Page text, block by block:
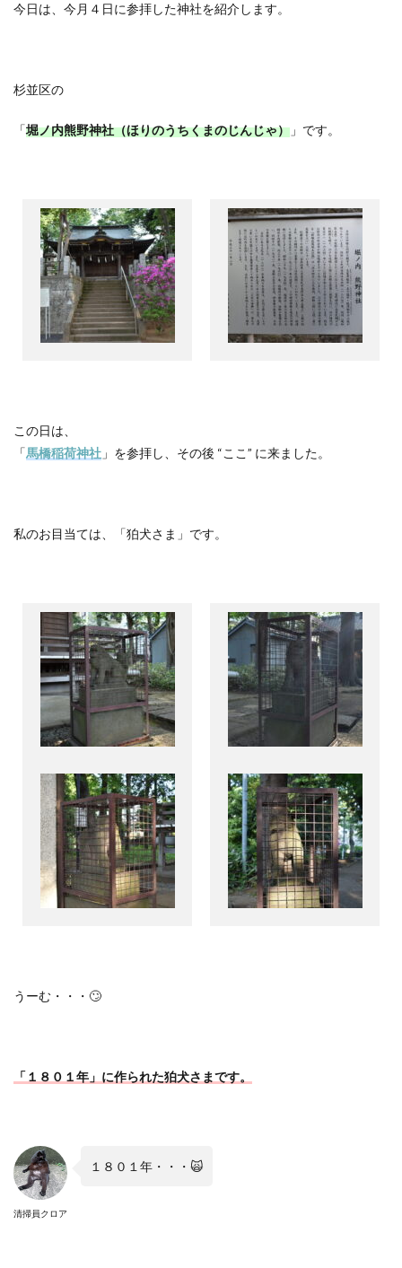
今日は、今月４日に参拝した神社を紹介します。
杉並区の
「堀ノ内熊野神社（ほりのうちくまのじんじゃ） 」です。
この日は、
「馬橋稲荷神社 」を参拝し、その後 “ここ ” に来ました。
私のお目当ては、「狛犬さま」です。
うーむ・・・ 🙄
「１８０１年」に作られた狛犬さまです。
清掃員クロア
１８０１年・・・ 🙀